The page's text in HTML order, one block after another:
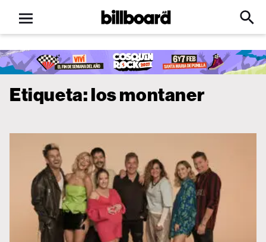
Open
menu
Billboard
Click
Input
Etiqueta:los montaner